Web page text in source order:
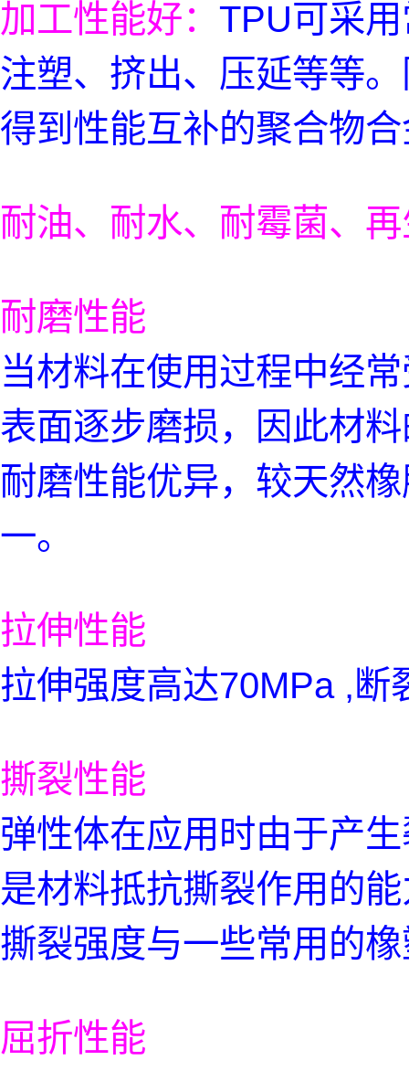
加工性能好： TPU可采
注塑、挤出、压延等等
得到性能互补的聚合物
耐油、耐水、耐霉菌、
耐磨性能
当材料在使用过程中经
表面逐步磨损，因此材
耐磨性能优异，较天然
一。
拉伸性能
拉伸强度高达70MPa ,断
撕裂性能
弹性体在应用时由于产
是材料抵抗撕裂作用的
撕裂强度与一些常用的
屈折性能